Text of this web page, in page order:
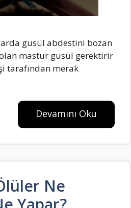
gusül abdestini bozan
mastur gusül gerektirir
tarafından merak
Devamını Oku
Ne